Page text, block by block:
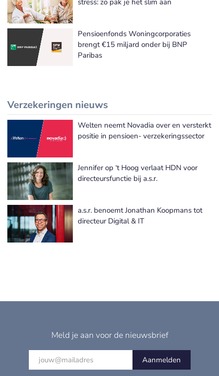
stress: zo pak je het slim aan
Pensioenfonds Woningcorporaties
brengt €15 miljard onder bij BNP
Paribas
Verzekeringen nieuws
Meer Verzekeringen nieuws
Welten neemt Novadia over en versterkt
positie in pensioen- verzekeringssector
Jennifer op ‘t Hoog verlaat HDN voor
directeursfunctie bij a.s.r.
a.s.r. benoemt Jonathan Koopmans tot
directeur Digital & IT
Meld je aan voor de nieuwsbrief
Aanmelden